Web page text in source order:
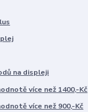
na displeji
více než 1400,-Kč
více než 900,-Kč